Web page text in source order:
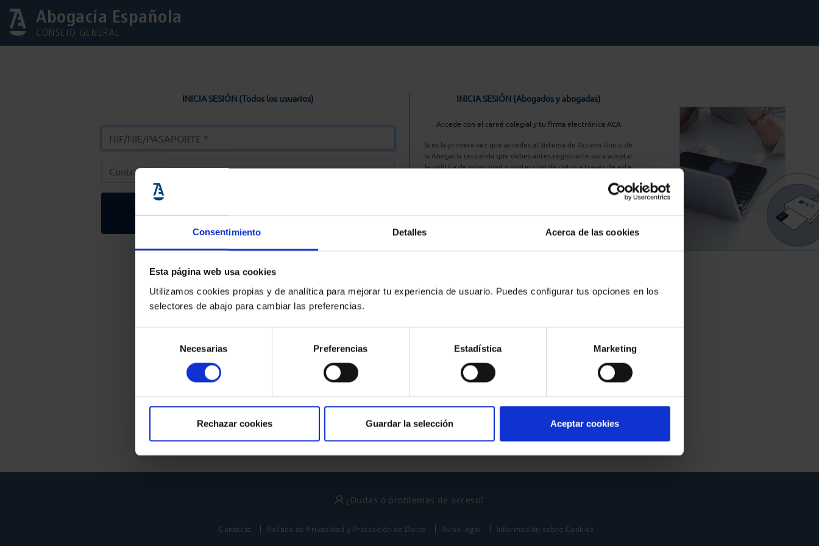
Consentimiento Detalles Acerca de las cookies
Esta página web usa cookies
Utilizamos cookies propias y de analítica para mejorar tu experiencia de usuario. Puedes configurar tus opciones en los
selectores de abajo para cambiar las preferencias.
consentimiento
Necesarias Preferencias Estadística Marketing
Rechazar cookies Guardar la selección Aceptar cookies
Abogacía Española
CONSEJO GENERAL
INICIA SESIÓN (Todos los usuarios)
Entrar
Solicitar Contraseña
INICIA SESIÓN (Abogados y abogadas)
Accede con el carné colegial y tu firma electrónica ACA
Si es la primera vez que accedes al Sistema de Acceso Único de
la Abogacía recuerda que debes antes registrarte para aceptar
la política de privacidad y protección de datos a través de este
Entrar con ACA Plus
¿No tienes cuenta?
política de privacidad
y términos del servicio
¿Dudas o problemas de acceso?
Contacto Política de Privacidad y Protección de Datos Aviso legal Información sobre Cookies